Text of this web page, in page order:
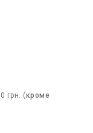
грн. (кроме